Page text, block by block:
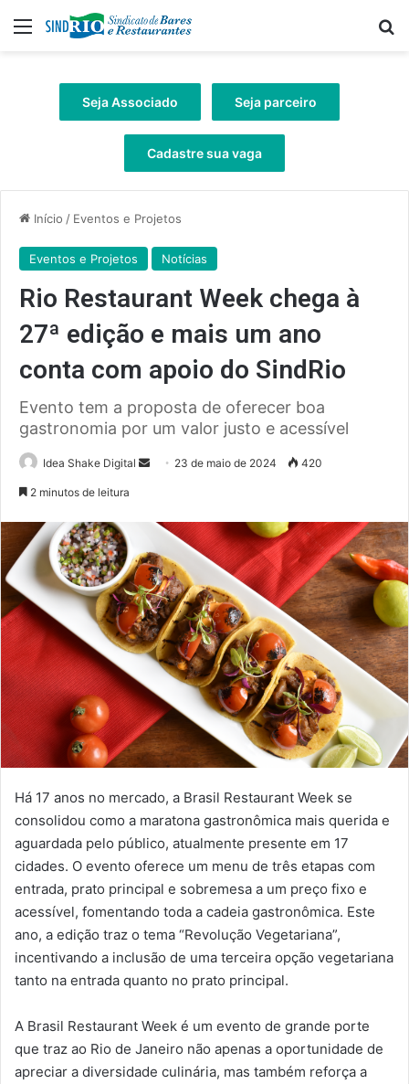
Menu
Seja Associado Seja parceiro
Cadastre sua vaga
Início / Eventos e Projetos
Eventos e Projetos Notícias
Rio Restaurant Week chega à
27ª edição e mais um ano
conta com apoio do SindRio
Evento tem a proposta de oferecer boa
gastronomia por um valor justo e acessível
Idea Shake Digital
Mande
mail
23 de maio de 2024 420
2 minutos de leitura
Há 17 anos no mercado, a Brasil Restaurant Week se
consolidou como a maratona gastronômica mais querida e
aguardada pelo público, atualmente presente em 17
cidades. O evento oferece um menu de três etapas com
entrada, prato principal e sobremesa a um preço fixo e
acessível, fomentando toda a cadeia gastronômica. Este
ano, a edição traz o tema “Revolução Vegetariana”,
incentivando a inclusão de uma terceira opção vegetariana
tanto na entrada quanto no prato principal.
A Brasil Restaurant Week é um evento de grande porte
que traz ao Rio de Janeiro não apenas a oportunidade de
apreciar a diversidade culinária, mas também reforça a